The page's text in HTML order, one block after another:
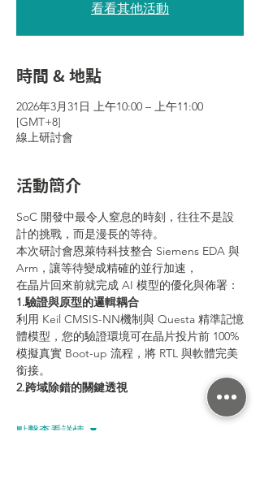
看看其他活動
時間 & 地點
2026年3月31日 上午10:00 – 上午11:00
[GMT+8]
線上研討會
活動簡介
SoC 開發中最令人窒息的時刻，往往不是設
計的挑戰，而是漫長的等待。
本次研討會恩萊特科技整合 Siemens EDA 與
Arm，讓等待變成精確的並行加速，
在晶片回來前就完成 AI 模型的優化與佈署：
1.驗證與原型的邏輯耦合
利用 Keil CMSIS-NN機制與 Questa 精準記憶
體模型，您的驗證環境可在晶片投片前 100%
模擬真實 Boot-up 流程，將 RTL 與軟體完美
銜接。
2.跨域除錯的關鍵透視
點擊查看詳情 ▼